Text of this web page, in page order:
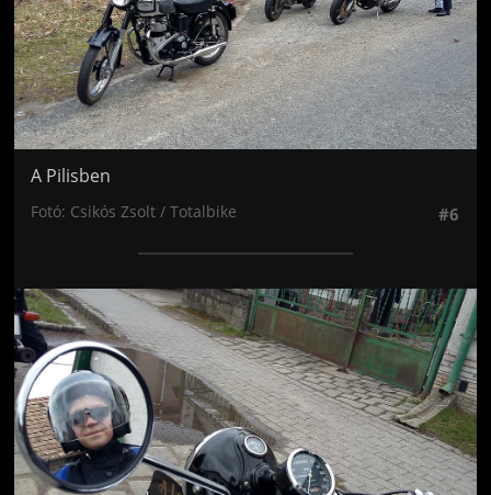
A Pilisben
Fotó: Csikós Zsolt / Totalbike #6
Jön még kép!